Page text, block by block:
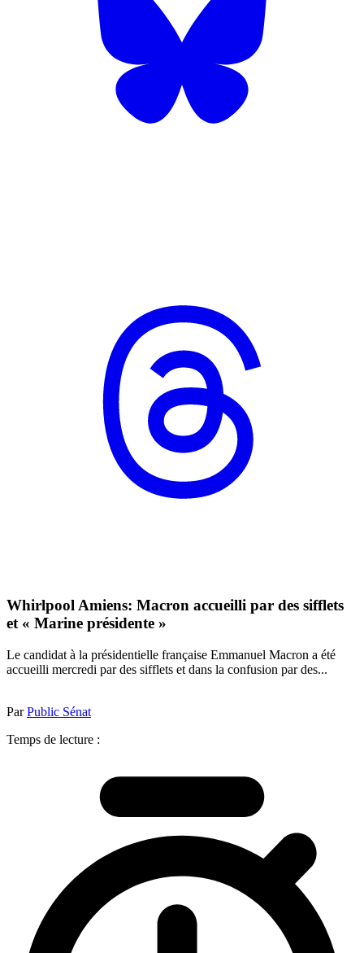
Whirlpool Amiens: Macron accueilli par des sifflets
et « Marine présidente »
Le candidat à la présidentielle française Emmanuel Macron a été
accueilli mercredi par des sifflets et dans la confusion par des...
ParPublic Sénat
Temps de lecture :